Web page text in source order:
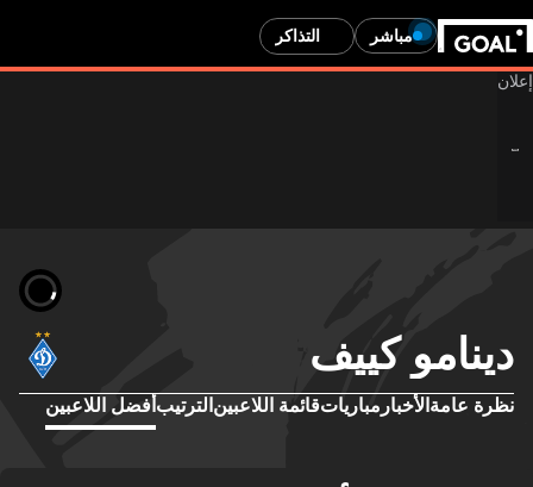
مباشر التذاكر
دينامو كييف
نظرة عامة الأخبار مبارياتقائمة اللاعبين الترتيب أفضل اللاعبين